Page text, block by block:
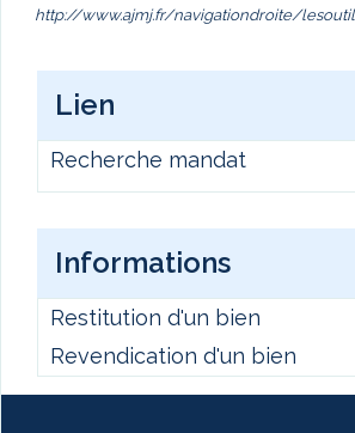
http://www.ajmj.fr/navigationdroite/
Lien
Recherche mandat
Informations
Restitution d'un bien
Revendication d'un bien